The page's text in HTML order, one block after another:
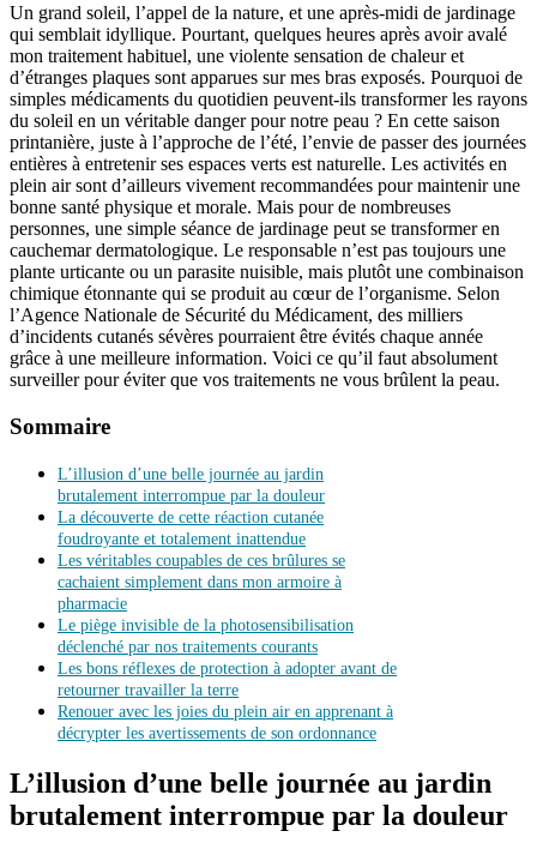
Un grand soleil, l’appel de la nature, et une après-midi de jardinage
qui semblait idyllique. Pourtant, quelques heures après avoir avalé
mon traitement habituel, une violente sensation de chaleur et
d’étranges plaques sont apparues sur mes bras exposés. Pourquoi de
simples médicaments du quotidien peuvent-ils transformer les rayons
du soleil en un véritable danger pour notre peau ? En cette saison
printanière, juste à l’approche de l’été, l’envie de passer des journées
entières à entretenir ses espaces verts est naturelle. Les activités en
plein air sont d’ailleurs vivement recommandées pour maintenir une
bonne santé physique et morale. Mais pour de nombreuses
personnes, une simple séance de jardinage peut se transformer en
cauchemar dermatologique. Le responsable n’est pas toujours une
plante urticante ou un parasite nuisible, mais plutôt une combinaison
chimique étonnante qui se produit au cœur de l’organisme. Selon
l’Agence Nationale de Sécurité du Médicament, des milliers
d’incidents cutanés sévères pourraient être évités chaque année
grâce à une meilleure information. Voici ce qu’il faut absolument
surveiller pour éviter que vos traitements ne vous brûlent la peau.
Sommaire
L’illusion d’une belle journée au jardin
brutalement interrompue par la douleur
La découverte de cette réaction cutanée
foudroyante et totalement inattendue
Les véritables coupables de ces brûlures se
cachaient simplement dans mon armoire à
pharmacie
Le piège invisible de la photosensibilisation
déclenché par nos traitements courants
Les bons réflexes de protection à adopter avant de
retourner travailler la terre
Renouer avec les joies du plein air en apprenant à
décrypter les avertissements de son ordonnance
L’illusion d’une belle journée au jardin
brutalement interrompue par la douleur